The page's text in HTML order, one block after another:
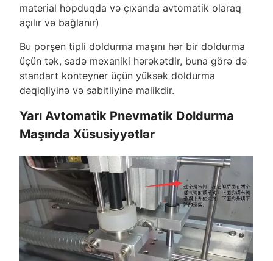
material hopduqda və çıxanda avtomatik olaraq
açılır və bağlanır)
Bu porşen tipli doldurma maşını hər bir doldurma
üçün tək, sadə mexaniki hərəkətdir, buna görə də
standart konteyner üçün yüksək doldurma
dəqiqliyinə və sabitliyinə malikdir.
Yarı Avtomatik Pnevmatik Doldurma
Maşında Xüsusiyyətlər